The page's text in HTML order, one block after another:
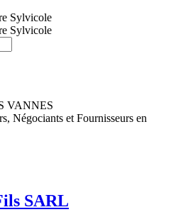
Sylvicole
Sylvicole
VANNES
Négociants et Fournisseurs en
SARL